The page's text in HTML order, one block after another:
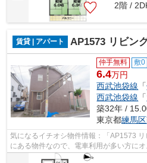
2階 /
賃貸 | アパート AP1573 リビン
仲手無料 敷0
6.4万円
西武池袋線 「
西武池袋線 「
築32年 /
東京都練馬区
気になるイチオシ物件情報：「AP1573
にある物件なので、電車利用が多い方に
住みやすい、魅力が詰まったアパートで...